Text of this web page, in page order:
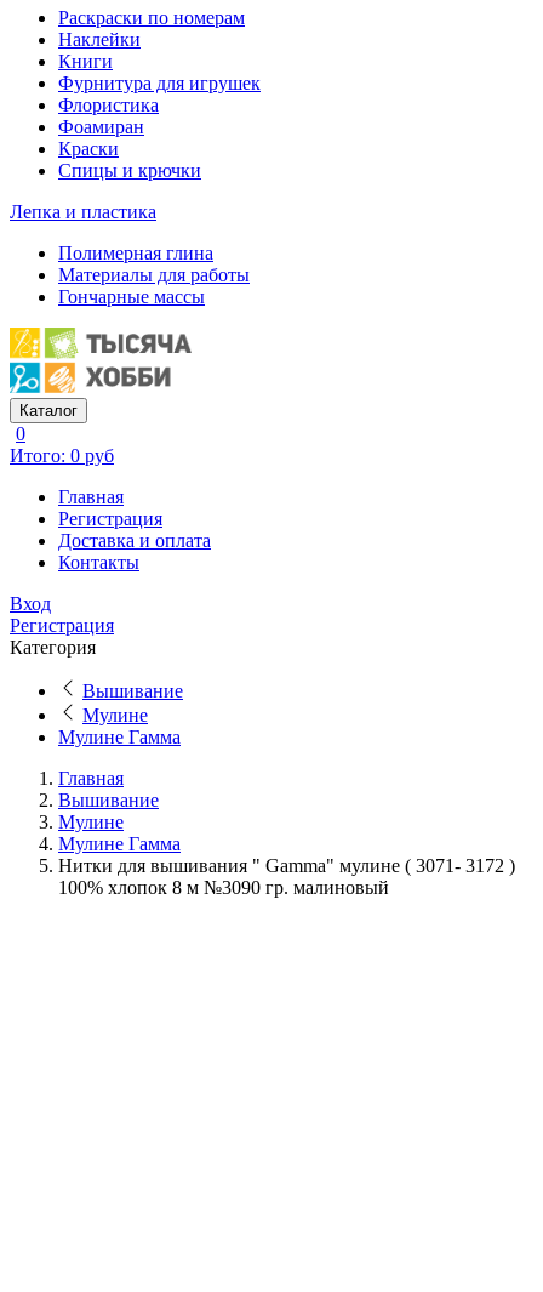
Раскраски по номерам
Наклейки
Книги
Фурнитура для игрушек
Флористика
Фоамиран
Краски
Спицы и крючки
Лепка и пластика
Полимерная глина
Материалы для работы
Гончарные массы
Каталог
0
Итого: 0 руб
Главная
Регистрация
Доставка и оплата
Контакты
Вход
Регистрация
Категория
Вышивание
Мулине
Мулине Гамма
Главная
Вышивание
Мулине
Мулине Гамма
Нитки для вышивания " Gamma" мулине ( 3071- 3172 )
100% хлопок 8 м №3090 гр. малиновый